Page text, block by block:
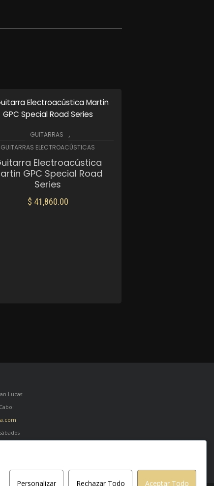
GUITARRAS ,
GUITARRAS ELECTROACÚSTICAS
Electroacústica
GPC Special Road
Series
$ 41,860.00
AÑADIR AL CARRITO
Lucas:
Personalizar Rechazar Todo Aceptar Todo